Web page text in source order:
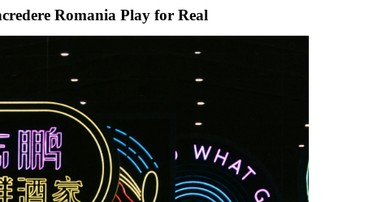
Romania Play for Real